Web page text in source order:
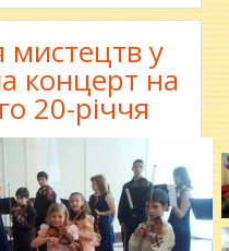
мистецтв у
концерт на
20-річчя